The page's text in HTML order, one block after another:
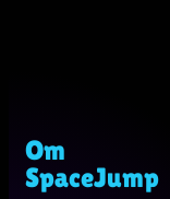
Om
SpaceJump